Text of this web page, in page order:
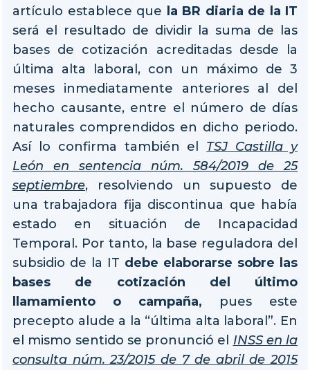
artículo establece que
la BR diaria de la IT
será el resultado de dividir la suma de las
bases de cotización acreditadas desde la
última alta laboral, con un máximo de 3
meses inmediatamente anteriores al del
hecho causante, entre el número de días
naturales comprendidos en dicho periodo.
Así lo confirma también el TSJ Castilla y
León en sentencia núm. 584/2019 de 25
septiembre, resolviendo un supuesto de
una trabajadora fija discontinua que había
estado en situación de Incapacidad
Temporal. Por tanto, la base reguladora del
subsidio de la IT debe elaborarse sobre las
bases de cotización del último
llamamiento o campaña, pues este
precepto alude a la “última alta laboral”. En
el mismo sentido se pronunció el INSS en la
consulta núm. 23/2015 de 7 de abril de 2015